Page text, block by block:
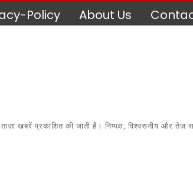
Policy About Us
खबरें प्रकाशित की जाती हैं। निष्पक्ष, विश्वसनीय और